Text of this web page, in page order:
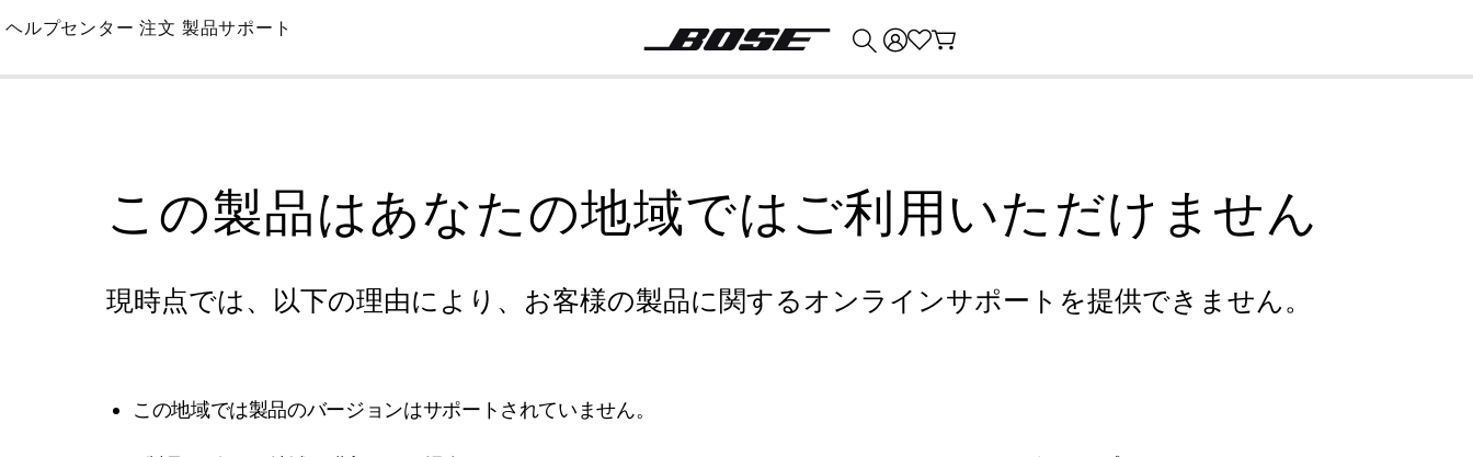
Skip
Main
ヘルプセンター 注文 製品サポート
この製品はあなたの地域ではご利用いただけません
現時点では、以下の理由により、お客様の製品に関するオンラインサポートを提供できません。
この地域では製品のバージョンはサポートされていません。